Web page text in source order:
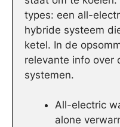
types: een all-
hybride systeem
ketel. In de
relevante info over
systemen.
All-electric
alone